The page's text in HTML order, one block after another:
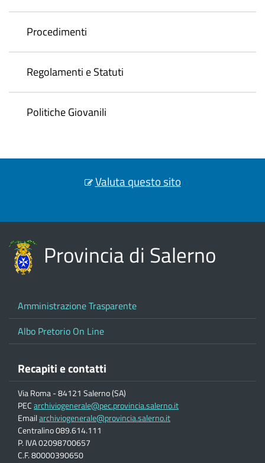
Procedimenti
Regolamenti e Statuti
Politiche Giovanili
Valuta questo sito
Provincia di Salerno
Amministrazione Trasparente
Albo Pretorio On Line
Recapiti e contatti
Via Roma - 84121 Salerno (SA)
PECarchiviogenerale@pec.provincia.salerno.it
Emailarchiviogenerale@provincia.salerno.it
Centralino 089.614.111
P. IVA 02098700657
C.F. 80000390650